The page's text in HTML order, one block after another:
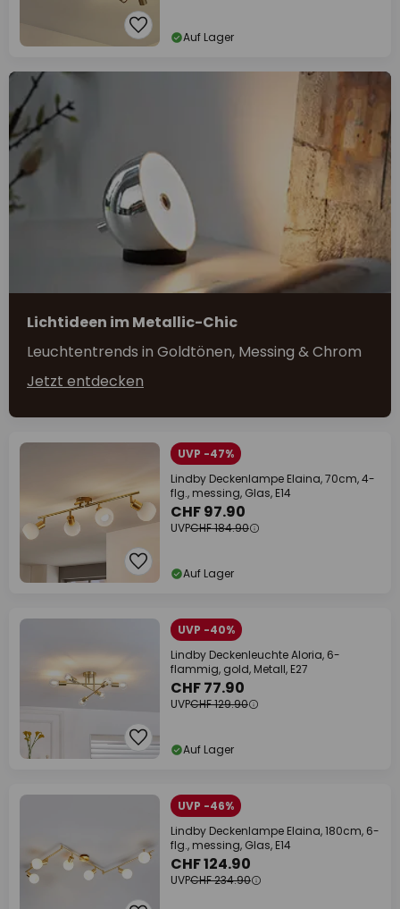
Auf Lager
Lichtideen im Metallic-Chic
Leuchtentrends in Goldtönen, Messing & Chrom
Jetzt entdecken
UVP -47%
Lindby Deckenlampe Elaina, 70cm, 4-
flg., messing, Glas, E14
CHF 97.90
UVPCHF 184.90
Auf Lager
UVP -40%
Lindby Deckenleuchte Aloria, 6-
flammig, gold, Metall, E27
CHF 77.90
UVPCHF 129.90
Auf Lager
UVP -46%
Lindby Deckenlampe Elaina, 180cm, 6-
flg., messing, Glas, E14
CHF 124.90
UVPCHF 234.90